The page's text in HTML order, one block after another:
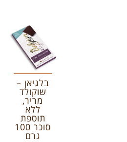
בלגיאן –
שוקולד
מריר,
ללא
תוספת
סוכר 100
גרם